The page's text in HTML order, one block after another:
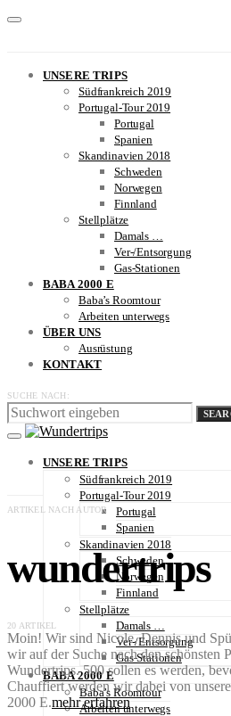
UNSERE TRIPS
Südfrankreich 2019
Portugal-Tour 2019
Portugal
Spanien
Skandinavien 2018
Schweden
Norwegen
Finnland
Stellplätze
Damals …
Ver-/Entsorgung
Gas-Stationen
BABA 2000 E
Baba’s Roomtour
Arbeiten unterwegs
ÜBER UNS
Ausrüstung
KONTAKT
SUCHE NACH:
UNSERE TRIPS
Südfrankreich 2019
Portugal-Tour 2019
Portugal
Spanien
Skandinavien 2018
Schweden
Norwegen
Finnland
Stellplätze
Damals …
Ver-/Entsorgung
Gas-Stationen
BABA 2000 E
Baba’s Roomtour
Arbeiten unterwegs
ARTIKEL NACH AUTOR
wundertrips
20 ARTIKEL
Moin! Wir sind Nicole, Dennis und
wir auf der Suche nach den schönsten
Wundertrips. 500 sollen es werden,
Chauffiert werden wir dabei von
2000 E.mehr erfahren